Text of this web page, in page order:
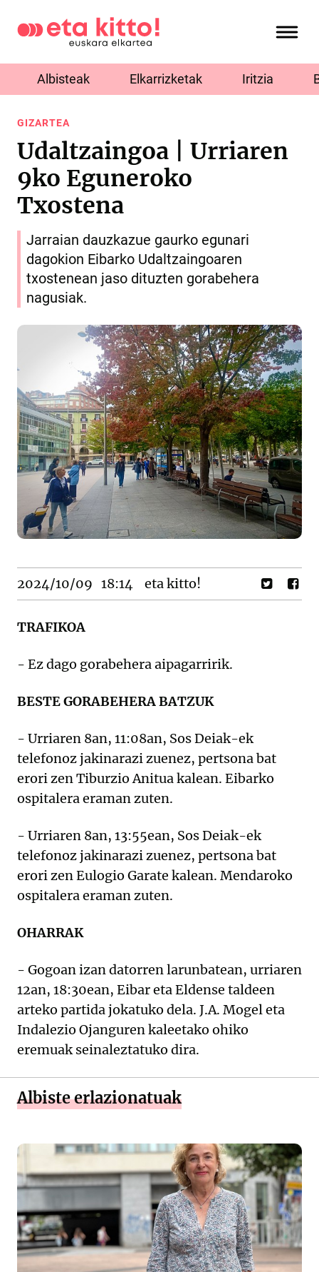
Albisteak Elkarrizketak Iritzia
GIZARTEA
Udaltzaingoa | Urriaren
9ko Eguneroko
Txostena
Jarraian dauzkazue gaurko egunari
dagokion Eibarko Udaltzaingoaren
txostenean jaso dituzten gorabehera
nagusiak.
2024/10/09 18:14 eta kitto!
TRAFIKOA
- Ez dago gorabehera aipagarririk.
BESTE GORABEHERA BATZUK
- Urriaren 8an, 11:08an, Sos Deiak-ek
telefonoz jakinarazi zuenez, pertsona bat
erori zen Tiburzio Anitua kalean. Eibarko
ospitalera eraman zuten.
- Urriaren 8an, 13:55ean, Sos Deiak-ek
telefonoz jakinarazi zuenez, pertsona bat
erori zen Eulogio Garate kalean. Mendaroko
ospitalera eraman zuten.
OHARRAK
- Gogoan izan datorren larunbatean, urriaren
12an, 18:30ean, Eibar eta Eldense taldeen
arteko partida jokatuko dela. J.A. Mogel eta
Indalezio Ojanguren kaleetako ohiko
eremuak seinaleztatuko dira.
Albiste erlazionatuak